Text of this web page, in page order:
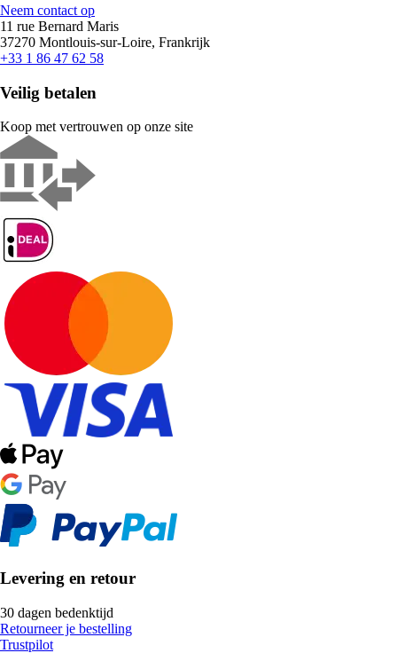
Neem contact op
11 rue Bernard Maris
37270 Montlouis-sur-Loire, Frankrijk
+33 1 86 47 62 58
Veilig betalen
Koop met vertrouwen op onze site
Levering en retour
30 dagen bedenktijd
Retourneer je bestelling
Trustpilot